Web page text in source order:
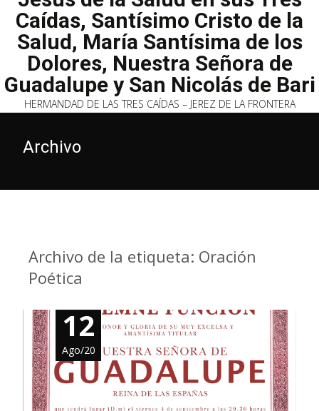
Caídas, Santísimo Cristo de la
Salud, María Santísima de los
Dolores, Nuestra Señora de
Guadalupe y San Nicolás de Bari
HERMANDAD DE LAS TRES CAÍDAS – JEREZ DE LA FRONTERA
Archivo
Archivo de la etiqueta: Oración
Poética
12
Ago/20